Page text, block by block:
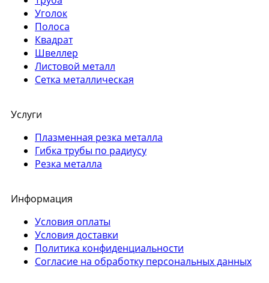
Уголок
Полоса
Квадрат
Швеллер
Листовой металл
Сетка металлическая
Услуги
Плазменная резка металла
Гибка трубы по радиусу
Резка металла
Информация
Условия оплаты
Условия доставки
Политика конфиденциальности
Согласие на обработку персональных данных